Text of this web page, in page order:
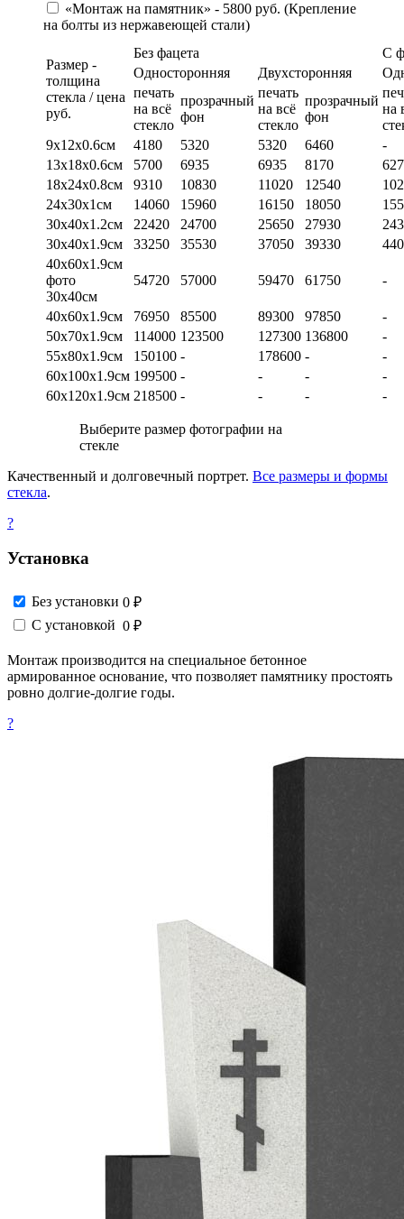
«Монтаж на памятник» - 5800 руб. (Крепление
на болты из нержавеющей стали)
Размер -
толщина
стекла / цена
руб.
Без фацета
С
Односторонняя
Двухсторонняя
печать
на всё
стекло
прозрачный
фон
печать
на всё
стекло
прозрачный
фон
на
9х12х0.6см
4180 5320 5320 6460
-
13х18х0.6см
5700 6935 6935 8170
18х24х0.8см
9310 10830 11020 12540
24х30х1см
14060 15960 16150 18050
30х40х1.2см
22420 24700 25650 27930
30х40х1.9см
33250 35530 37050 39330
40х60х1.9см
фото
30х40см
54720 57000 59470 61750 -
40х60х1.9см 76950 85500 89300 97850
-
50х70х1.9см
114000 123500 127300 136800
-
55х80х1.9см
150100 - 178600 -
-
60х100х1.9см 199500 - - -
-
60х120х1.9см 218500 - - - -
Выберите размер фотографии на
стекле
Качественный и долговечный портрет. Все размеры и формы
стекла.
?
Установка
Без установки 0 ₽
С установкой 0 ₽
Монтаж производится на специальное бетонное
армированное основание, что позволяет памятнику простоять
ровно долгие-долгие годы.
?